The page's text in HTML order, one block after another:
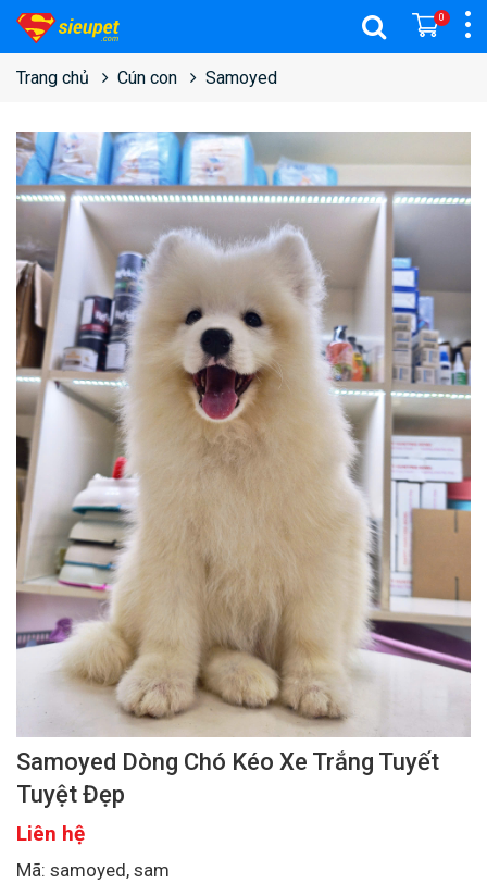
0
Trang chủ Cún con Samoyed
Samoyed Dòng Chó Kéo Xe Trắng Tuyết
Tuyệt Đẹp
Liên hệ
Mã: samoyed, sam